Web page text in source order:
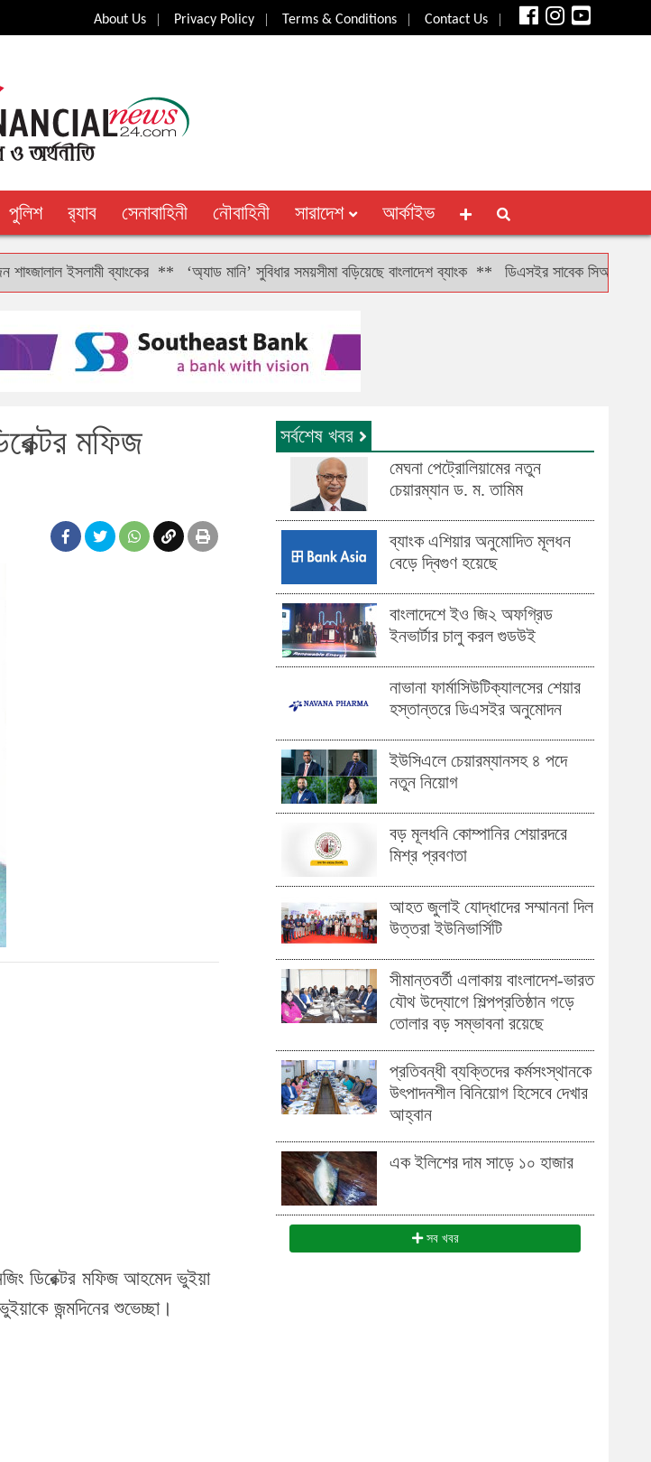
About Us| Privacy Policy| Terms & Conditions| Contact Us|
পুলিশ র‍্যাব সেনাবাহিনী নৌবাহিনী সারাদেশ আর্কাইভ
ইসলামী ব্যাংকের** ‘অ্যাড মানি’ সুবিধার সময়সীমা বড়িয়েছে বাংলাদেশ ব্যাংক** ডিএসইর সাবেক সিআরও খাইরুল
মফিজ
ডিরেক্টর মফিজ আহমেদ ভুইয়া
জন্মদিনের শুভেচ্ছা।
সর্বশেষ খবর
মেঘনা পেট্রোলিয়ামের নতুন
চেয়ারম্যান ড. ম. তামিম
ব্যাংক এশিয়ার অনুমোদিত মূলধন
বেড়ে দ্বিগুণ হয়েছে
বাংলাদেশে ইও জি২ অফগ্রিড
ইনভার্টার চালু করল গুডউই
নাভানা ফার্মাসিউটিক্যালসের শেয়ার
হস্তান্তরে ডিএসইর অনুমোদন
ইউসিএলে চেয়ারম্যানসহ ৪ পদে
নতুন নিয়োগ
বড় মূলধনি কোম্পানির শেয়ারদরে
মিশ্র প্রবণতা
আহত জুলাই যোদ্ধাদের সম্মাননা দিল
উত্তরা ইউনিভার্সিটি
সীমান্তবর্তী এলাকায় বাংলাদেশ-ভারত
যৌথ উদ্যোগে শিল্পপ্রতিষ্ঠান গড়ে
তোলার বড় সম্ভাবনা রয়েছে
প্রতিবন্ধী ব্যক্তিদের কর্মসংস্থানকে
উৎপাদনশীল বিনিয়োগ হিসেবে দেখার
আহ্বান
এক ইলিশের দাম সাড়ে ১০ হাজার
সব খবর